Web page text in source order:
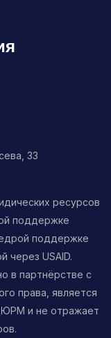
33
ресурсов
поддержке
поддержке
через USAID.
в партнёрстве с
права, является
и не отражает